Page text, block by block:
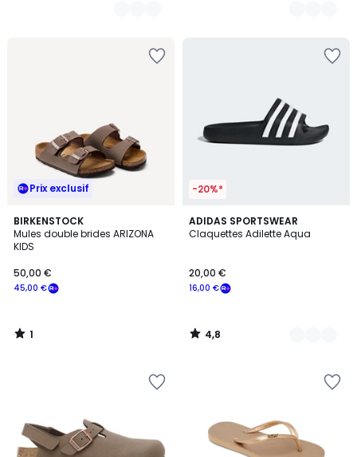
Prix exclusif
BIRKENSTOCK
Mules double brides ARIZONA
KIDS
45,00 €
50,00 €
1
/
5
1
/
-20%*
ADIDAS SPORTSWEAR
Claquettes Adilette Aqua
16,00 €
20,00 €
4,8
/ 5
2
Couleurs
4,8
/